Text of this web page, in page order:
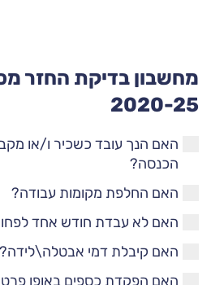
מחשבון בדיקת החזר
2020-25
האם הנך עובד כשכיר ו/או
הכנסה?
האם החלפת מקומות עבודה?
האם לא עבדת חודש אחד
האם קיבלת דמי אבטלה\לידה?
האם הפקדת כספים באופן